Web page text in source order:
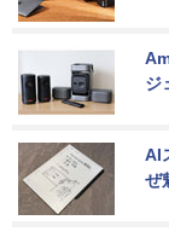
ジ
AI
ぜ